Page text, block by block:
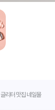
글리터 맛집 네일몰